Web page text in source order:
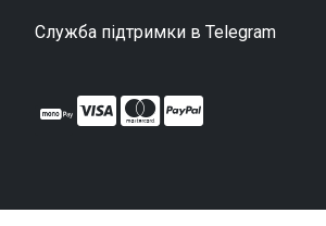
Служба підтримки в Telegram